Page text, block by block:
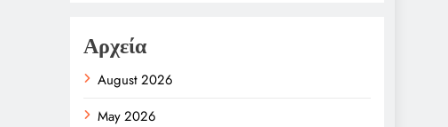
Αρχεία
August 2026
May 2026